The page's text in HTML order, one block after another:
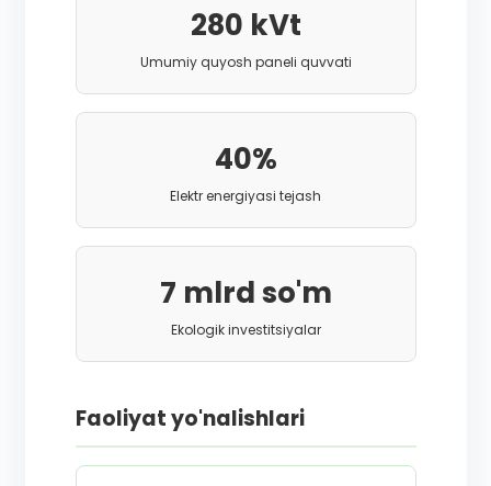
280 kVt
Umumiy quyosh paneli quvvati
40%
Elektr energiyasi tejash
7 mlrd so'm
Ekologik investitsiyalar
Faoliyat yo'nalishlari